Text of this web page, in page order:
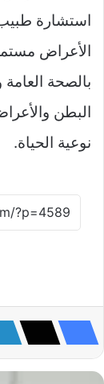
استشارة
الأعراض
بالصحة العامة
البطن
نوعية الحياة.